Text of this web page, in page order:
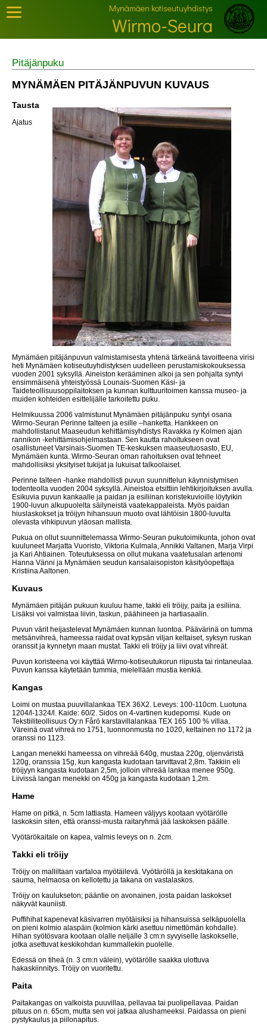
Mynämäen kotiseutuyhdistys
Wirmo-Seura
Pitäjänpuku
MYNÄMÄEN PITÄJÄNPUVUN KUVAUS
Tausta
Ajatus
Mynämäen pitäjänpuvun valmistamisesta yhtenä tärkeänä tavoitteena virisi
heti Mynämäen kotiseutuyhdistyksen uudelleen perustamiskokouksessa
vuoden 2001 syksyllä. Aineiston kerääminen alkoi ja sen pohjalta syntyi
ensimmäisenä yhteistyössä Lounais-Suomen Käsi- ja
Taideteollisuusoppilaitoksen ja kunnan kulttuuritoimen kanssa museo- ja
muiden kohteiden esittelijälle tarkoitettu puku.
Helmikuussa 2006 valmistunut Mynämäen pitäjänpuku syntyi osana
Wirmo-Seuran Perinne talteen ja esille –hanketta. Hankkeen on
mahdollistanut Maaseudun kehittämisyhdistys Ravakka ry Kolmen ajan
rannikon -kehittämisohjelmastaan. Sen kautta rahoitukseen ovat
osallistuneet Varsinais-Suomen TE-keskuksen maaseutuosasto, EU,
Mynämäen kunta. Wirmo-Seuran oman rahoituksen ovat tehneet
mahdollisiksi yksityiset tukijat ja lukuisat talkoolaiset.
Perinne talteen -hanke mahdollisti puvun suunnittelun käynnistymisen
todenteolla vuoden 2004 syksyllä. Aineistoa etsittiin lehtikirjoituksen avulla.
Esikuvia puvun kankaalle ja paidan ja esiliinan koristekuvioille löytyikin
1900-luvun alkupuolelta säilyneistä vaatekappaleista. Myös paidan
hiuslaskokset ja tröijyn hihansuun muoto ovat lähtöisin 1800-luvulta
olevasta vihkipuvun yläosan mallista.
Pukua on ollut suunnittelemassa Wirmo-Seuran pukutoimikunta, johon ovat
kuuluneet Marjatta Vuoristo, Viktoria Kulmala, Annikki Valtanen, Marja Virpi
ja Kari Ahtiainen. Toteutuksessa on ollut mukana vaatetusalan artenomi
Hanna Vänni ja Mynämäen seudun kansalaisopiston käsityöopettaja
Kristiina Aaltonen.
Kuvaus
Mynämäen pitäjän pukuun kuuluu hame, takki eli tröijy, paita ja esiliina.
Lisäksi voi valmistaa liivin, taskun, päähineen ja hartiasaalin.
Puvun värit heijastelevat Mynämäen kunnan luontoa. Päävärinä on tumma
metsänvihreä, hameessa raidat ovat kypsän viljan keltaiset, syksyn ruskan
oranssit ja kynnetyn maan mustat. Takki eli tröijy ja liivi ovat vihreät.
Puvun koristeena voi käyttää Wirmo-kotiseutukorun riipusta tai rintaneulaa.
Puvun kanssa käytetään tummia, mielellään mustia kenkiä.
Kangas
Loimi on mustaa puuvillalankaa TEX 36X2. Leveys: 100-110cm. Luotuna
1204/l-1324/l. Kaide: 60/2. Sidos on 4-vartinen kudepomsi. Kude on
Tekstiiliteollisuus Oy:n Fårö karstavillalankaa TEX 165 100 % villaa.
Väreinä ovat vihreä no 1751, luonnonmusta no 1020, keltainen no 1172 ja
oranssi no 1123.
Langan menekki hameessa on vihreää 640g, mustaa 220g, oljenväristä
120g, oranssia 15g, kun kangasta kudotaan tarvittavat 2,8m. Takkiin eli
tröijyyn kangasta kudotaan 2,5m, jolloin vihreää lankaa menee 950g.
Liivissä langan menekki on 450g ja kangasta kudotaan 1,2m.
Hame
Hame on pitkä, n. 5cm lattiasta. Hameen väljyys kootaan vyötärölle
laskoksin siten, että oranssi-musta raitaryhmä jää laskoksen päälle.
Vyötärökaitale on kapea, valmis leveys on n. 2cm.
Takki eli tröijy
Tröijy on malliltaan vartaloa myötäilevä. Vyötäröllä ja keskitakana on
sauma, helmaosa on kellotettu ja takana on vastalaskos.
Tröijy on kaulukseton; pääntie on avonainen, josta paidan laskokset
näkyvät kauniisti.
Puffihihat kapenevat käsivarren myötäisiksi ja hihansuissa selkäpuolella
on pieni kolmio alaspäin (kolmion kärki asettuu nimettömän kohdalle).
Hihan syötösvara kootaan olalle neljälle 3 cm:n syvyiselle laskokselle,
jotka asettuvat keskikohdan kummallekin puolelle.
Edessä on tiheä (n. 3 cm:n välein), vyötärölle saakka ulottuva
hakaskiinnitys. Tröijy on vuoritettu.
Paita
Paitakangas on valkoista puuvillaa, pellavaa tai puolipellavaa. Paidan
pituus on n. 65cm, mutta sen voi jatkaa alushameeksi. Paidassa on pieni
pystykaulus ja piilonapitus.